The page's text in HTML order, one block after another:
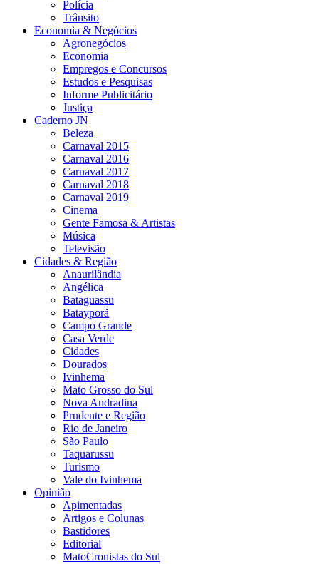
Polícia
Trânsito
Economia & Negócios
Agronegócios
Economia
Empregos e Concursos
Estudos e Pesquisas
Informe Publicitário
Justiça
Caderno JN
Beleza
Carnaval 2015
Carnaval 2016
Carnaval 2017
Carnaval 2018
Carnaval 2019
Cinema
Gente Famosa & Artistas
Música
Televisão
Cidades & Região
Anaurilândia
Angélica
Bataguassu
Batayporã
Campo Grande
Casa Verde
Cidades
Dourados
Ivinhema
Mato Grosso do Sul
Nova Andradina
Prudente e Região
Rio de Janeiro
São Paulo
Taquarussu
Turismo
Vale do Ivinhema
Opinião
Apimentadas
Artigos e Colunas
Bastidores
Editorial
MatoCronistas do Sul